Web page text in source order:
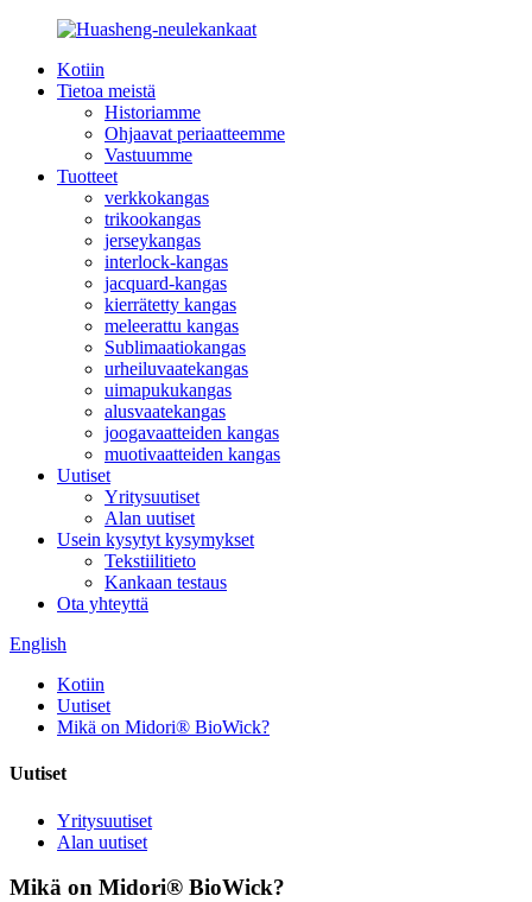
Kotiin
Tietoa meistä
Historiamme
Ohjaavat periaatteemme
Vastuumme
Tuotteet
verkkokangas
trikookangas
jerseykangas
interlock-kangas
jacquard-kangas
kierrätetty kangas
meleerattu kangas
Sublimaatiokangas
urheiluvaatekangas
uimapukukangas
alusvaatekangas
joogavaatteiden kangas
muotivaatteiden kangas
Uutiset
Yritysuutiset
Alan uutiset
Usein kysytyt kysymykset
Tekstiilitieto
Kankaan testaus
Ota yhteyttä
English
Kotiin
Uutiset
Mikä on Midori® BioWick?
Uutiset
Yritysuutiset
Alan uutiset
Mikä on Midori® BioWick?